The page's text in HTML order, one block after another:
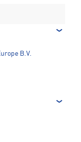
B.V.